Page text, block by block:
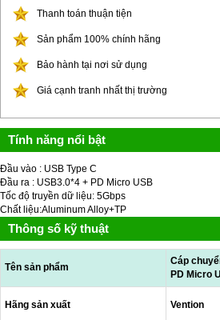
Thanh toán thuận tiện
Sản phẩm 100% chính hãng
Bảo hành tại nơi sử dụng
Giá cạnh tranh nhất thị trường
Tính năng nổi bật
Đầu vào : USB Type C
Đầu ra : USB3.0*4 + PD Micro USB
Tốc độ truyền dữ liệu: 5Gbps
Chất liệu:Aluminum Alloy+TP
Thông số kỹ thuật
Tên sản phẩm
Cáp
PD Micro
Hãng sản xuất Vention